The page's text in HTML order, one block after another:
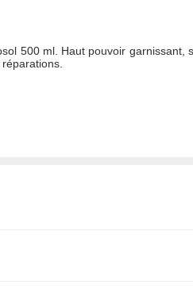
500 ml. Haut pouvoir garnissant,